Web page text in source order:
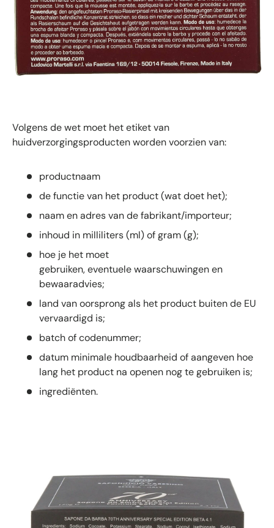
Volgens de wet moet het etiket van
huidverzorgingsproducten worden voorzien van:
productnaam
de functie van het product (wat doet het);
naam en adres van de fabrikant/importeur;
inhoud in milliliters (ml) of gram (g);
hoe je het moet
gebruiken, eventuele waarschuwingen en
bewaaradvies;
land van oorsprong als het product buiten de EU
vervaardigd is;
batch of codenummer;
datum minimale houdbaarheid of aangeven hoe
lang het product na openen nog te gebruiken is;
ingrediënten.